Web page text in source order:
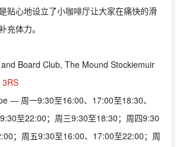
贴心地设立了小咖啡厅让大家在痛快的滑
充体力。
Board Club, The Mound Stockiemuir
— 周一9:30至16:00、17:00至18:30、
至22:00；周三9:30至18:30；周四9:30
；周五9:30至16:00、17:00至22:00；周